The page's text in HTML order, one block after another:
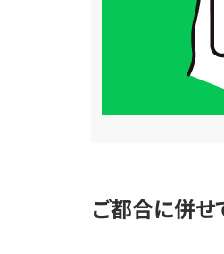
ご都合に併せ